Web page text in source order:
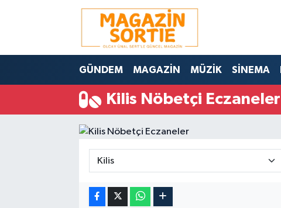
GÜNDEM MAGAZİN MÜZİK SİNEMA
Kilis Nöbetçi Eczaneler
Nöbetçi Eczaneler
Hava Durumu
Trafik Durumu
Süper Lig Puan Durumu ve Fikstür
Tüm Manşetler
Son Dakika Haberleri